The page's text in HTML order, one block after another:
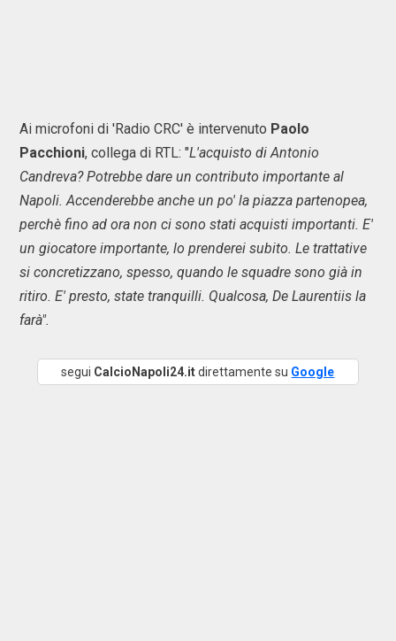
Ai microfoni di 'Radio CRC' è intervenuto Paolo
Pacchioni, collega di RTL: "L'acquisto di Antonio
Candreva? Potrebbe dare un contributo importante al
Napoli. Accenderebbe anche un po' la piazza partenopea,
perchè fino ad ora non ci sono stati acquisti importanti. E'
un giocatore importante, lo prenderei subito. Le trattative
si concretizzano, spesso, quando le squadre sono già in
ritiro. E' presto, state tranquilli. Qualcosa, De Laurentiis la
farà".
segui CalcioNapoli24.itdirettamente su Google